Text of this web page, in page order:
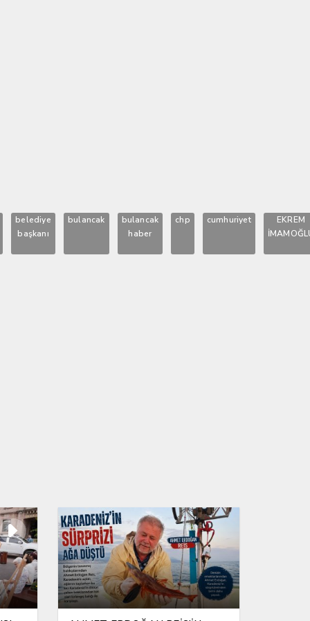
belediye
başkanı
bulancak
bulancak
haber
chp cumhuriyet
EKREM